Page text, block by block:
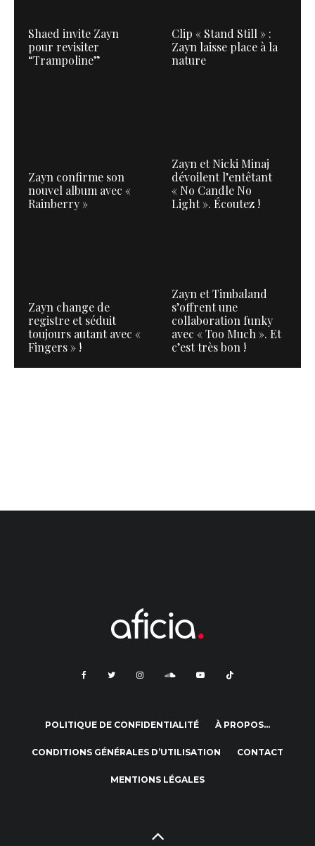
Shaed invite Zayn
pour revisiter
“Trampoline”
Clip « Stand Still » :
Zayn laisse place à la
nature
Zayn confirme son
nouvel album avec «
Rainberry »
Zayn et Nicki Minaj
dévoilent l’entêtant
« No Candle No
Light ». Écoutez !
Zayn change de
registre et séduit
toujours autant avec «
Fingers » !
Zayn et Timbaland
s’offrent une
collaboration funky
avec « Too Much ». Et
c’est très bon !
POLITIQUE DE CONFIDENTIALITÉ À PROPOS…
CONDITIONS GÉNÉRALES D’UTILISATION CONTACT
MENTIONS LÉGALES